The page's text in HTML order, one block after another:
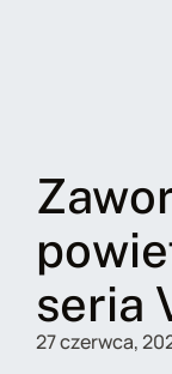
seria
27 czerwca,